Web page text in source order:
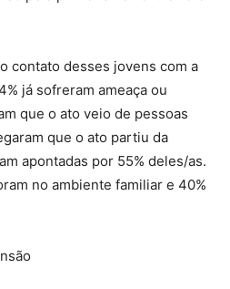
contato desses jovens com a
já sofreram ameaça ou
que o ato veio de pessoas
que o ato partiu da
apontadas por 55% deles/as.
no ambiente familiar e 40%